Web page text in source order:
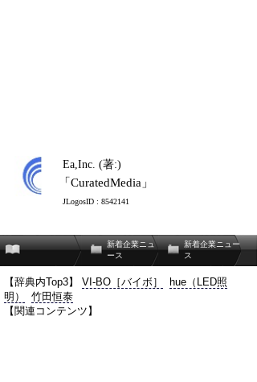
Ea,Inc. (著:)
「CuratedMedia」
JLogosID : 8542141
新着企業ニュ
ース
新着企業ニュー
ス
【辞典内Top3】 VI-BO［バイボ］
hue（LED照
明）
竹田恒泰
【関連コンテンツ】